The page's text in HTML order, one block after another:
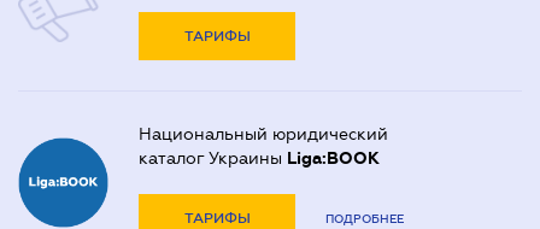
ТАРИФЫ
Национальный юридический
каталог Украины Liga:BOOK
ТАРИФЫ ПОДРОБНЕЕ